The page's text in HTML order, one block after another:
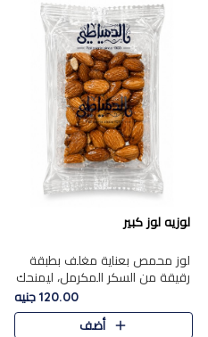
لوزيه لوز كبير
لوز محمص بعناية مغلف بطبقة
رقيقة من السكر المكرمل، ليمنحك
قرمشة راقية ونكهة غنية تبرز
فخامة اللوز في كل قطعة.
120.00 جنيه
أضف